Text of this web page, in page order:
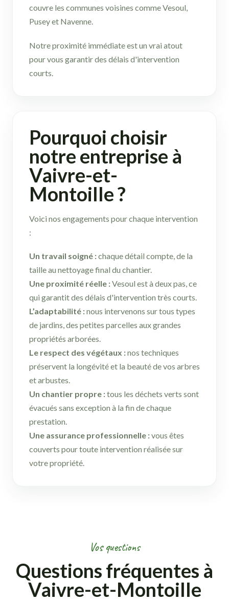
couvre les communes voisines comme Vesoul,
Pusey et Navenne.
Notre proximité immédiate est un vrai atout
pour vous garantir des délais d'intervention
courts.
Pourquoi choisir
notre entreprise à
Vaivre-et-
Montoille ?
Voici nos engagements pour chaque intervention
:
Un travail soigné :chaque détail compte, de la
taille au nettoyage final du chantier.
Une proximité réelle :Vesoul est à deux pas, ce
qui garantit des délais d'intervention très courts.
L’adaptabilité :nous intervenons sur tous types
de jardins, des petites parcelles aux grandes
propriétés arborées.
Le respect des végétaux :nos techniques
préservent la longévité et la beauté de vos arbres
et arbustes.
Un chantier propre :tous les déchets verts sont
évacués sans exception à la fin de chaque
prestation.
Une assurance professionnelle :vous êtes
couverts pour toute intervention réalisée sur
votre propriété.
Vos questions
Questions fréquentes à
Vaivre-et-Montoille